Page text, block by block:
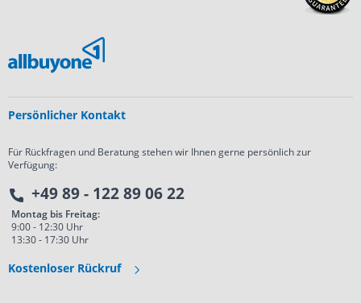
Persönlicher Kontakt
Für Rückfragen und Beratung stehen wir Ihnen gerne persönlich zur
Verfügung:
+49 89 - 122 89 06 22
Montag bis Freitag:
9:00 - 12:30 Uhr
13:30 - 17:30 Uhr
Kostenloser Rückruf